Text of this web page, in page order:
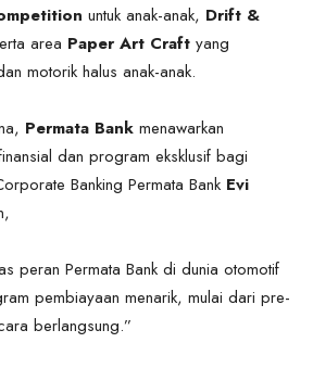
untuk anak-anak, Drift &
area Paper Art Craft yang
motorik halus anak-anak.
Permata Bank menawarkan
dan program eksklusif bagi
Banking Permata Bank Evi
peran Permata Bank di dunia otomotif
pembiayaan menarik, mulai dari pre-
berlangsung.”